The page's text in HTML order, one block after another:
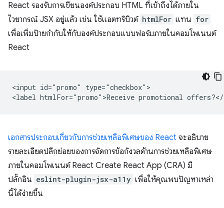
React รองรับการเขียนองค์ประกอบ HTML ที่เข้าถึงได้ภายใน
ไวยากรณ์ JSX อยู่แล้ว เช่น ใช้แอตทริบิวต์ htmlFor แทน for
เพื่อเพิ่มป้ายกำกับให้กับองค์ประกอบแบบฟอร์มภายในคอมโพเนนต์
React
<input id="promo" type="checkbox">
เอกสารประกอบเกี่ยวกับการช่วยเหลือพิเศษของ React จะอธิบาย
รายละเอียดปลีกย่อยของการจัดการข้อกังวลด้านการช่วยเหลือพิเศษ
ภายในคอมโพเนนต์ React Create React App (CRA) มี
ปลั๊กอิน eslint-plugin-jsx-a11y เพื่อให้คุณพบปัญหาเหล่า
นี้ได้ง่ายขึ้น